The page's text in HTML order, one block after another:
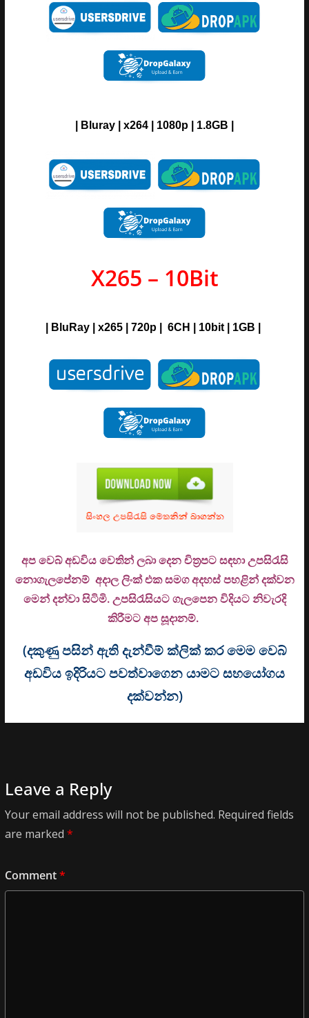
Bluray | x264 | 1080p | 1.8GB |
X265 – 10Bit
BluRay | x265 | 720p | 6CH | 10bit | 1GB |
අප වෙබ් අඩවිය වෙතින් ලබා දෙන චිත්‍රපට සඳහා උපසිරැසි
නොගැලපේනම් අදාල ලිංක් එක සමග අදහස් පහළින් දක්වන
මෙන් දන්වා සිටිමි. උපසිරැසියට ගැලපෙන විදියට නිවැරදි
කිරීමට අප සූදානම්.
(දකුණු පසින් ඇති දැන්වීම් ක්ලික් කර මෙම වෙබ්
අඩවිය ඉදිරියට පවත්වාගෙන යාමට සහයෝගය
දක්වන්න)
Leave a Reply
Your email address will not be published. Required fields
are marked *
Comment*